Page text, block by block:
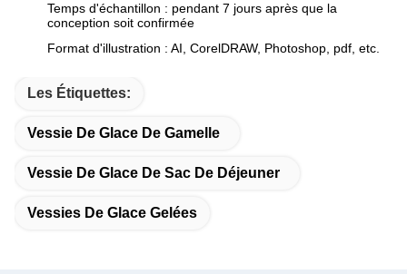
Temps d'échantillon : pendant 7 jours après que la
conception soit confirmée
Format d'illustration : AI, CorelDRAW, Photoshop, pdf, etc.
Les Étiquettes:
Vessie De Glace De Gamelle
Vessie De Glace De Sac De Déjeuner
Vessies De Glace Gelées